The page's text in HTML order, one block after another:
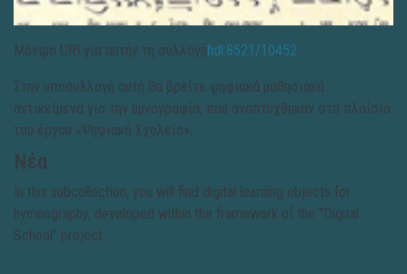
Μόνιμο URI για αυτήν τη συλλογήhdl:8521/10452
Στην υποσυλλογή αυτή θα βρείτε ψηφιακά μαθησιακά
αντικείμενα για την υμνογραφία, που αναπτύχθηκαν στο πλαίσιο
του έργου «Ψηφιακό Σχολείο».
Νέα
In this subcollection, you will find digital learning objects for
hymnography, developed within the framework of the "Digital
School" project.